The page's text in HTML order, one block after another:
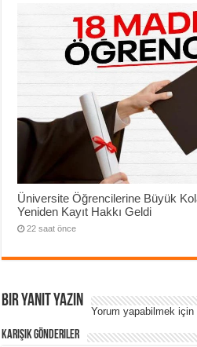
Üniversite Öğrencilerine Büyük
Yeniden Kayıt Hakkı Geldi
22 saat önce
Bir yanıt yazın
Yorum yapabilmek için
Karışık Gönderiler